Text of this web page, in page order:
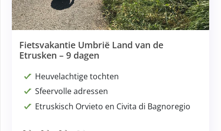
Fietsvakantie Umbrië Land van de
Etrusken – 9 dagen
Heuvelachtige tochten
Sfeervolle adressen
Etruskisch Orvieto en Civita di Bagnoregio